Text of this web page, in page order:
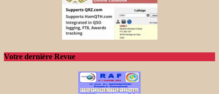
Votre dernière Revue